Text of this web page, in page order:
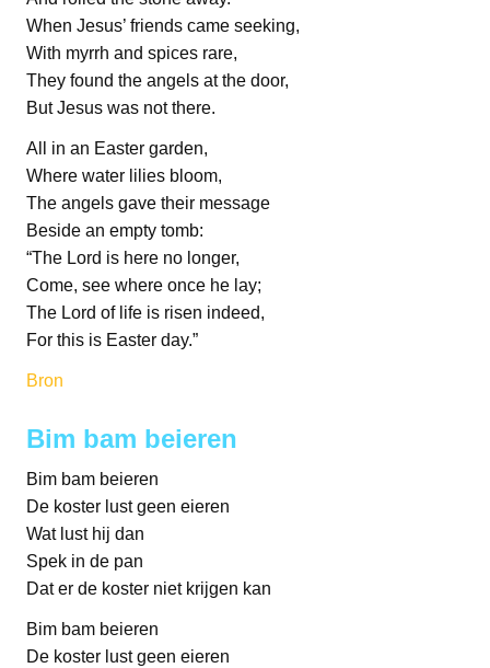
When Jesus’ friends came seeking,
With myrrh and spices rare,
They found the angels at the door,
But Jesus was not there.
All in an Easter garden,
Where water lilies bloom,
The angels gave their message
Beside an empty tomb:
“The Lord is here no longer,
Come, see where once he lay;
The Lord of life is risen indeed,
For this is Easter day.”
Bron
Bim bam beieren
Bim bam beieren
De koster lust geen eieren
Wat lust hij dan
Spek in de pan
Dat er de koster niet krijgen kan
Bim bam beieren
De koster lust geen eieren